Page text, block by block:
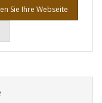
Sie Ihre Webseite